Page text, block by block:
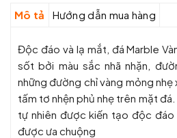
Mô tả Hướng dẫn mua hàng
Độc đáo và lạ mắt, đá Marble
sốt bởi màu sắc nhã nhặn,
những đường chỉ vàng mỏng
tấm tơ nhện phủ nhẹ trên mặt
tự nhiên được kiến tạo độc đáo
được ưa chuộng